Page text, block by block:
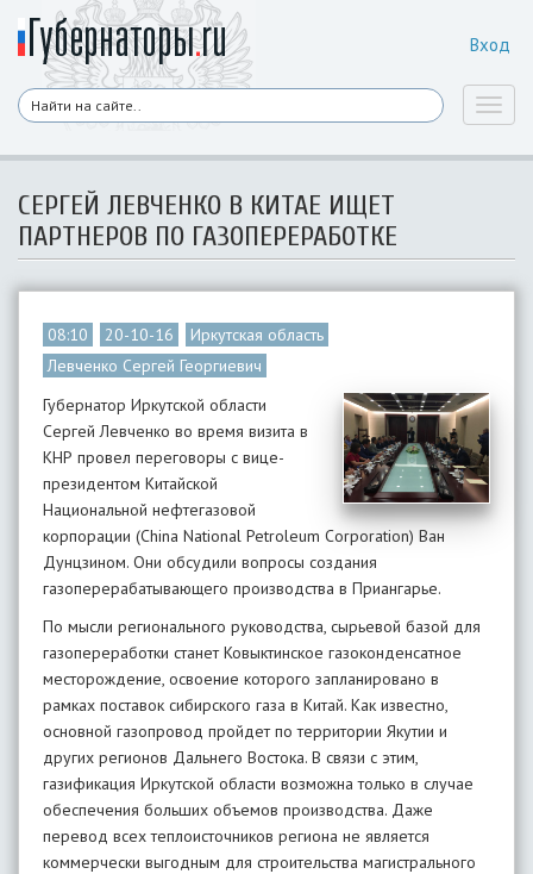
Вход
СЕРГЕЙ ЛЕВЧЕНКО В КИТАЕ ИЩЕТ
ПАРТНЕРОВ ПО ГАЗОПЕРЕРАБОТКЕ
08:10 20-10-16
Иркутская область
Левченко Сергей Георгиевич
Губернатор Иркутской области
Сергей Левченко во время визита в
КНР провел переговоры с вице-
президентом Китайской
Национальной нефтегазовой
корпорации (China National Petroleum Corporation) Ван
Дунцзином. Они обсудили вопросы создания
газоперерабатывающего производства в Приангарье.
По мысли регионального руководства, сырьевой базой для
газопереработки станет Ковыктинское газоконденсатное
месторождение, освоение которого запланировано в
рамках поставок сибирского газа в Китай. Как известно,
основной газопровод пройдет по территории Якутии и
других регионов Дальнего Востока. В связи с этим,
газификация Иркутской области возможна только в случае
обеспечения больших объемов производства. Даже
перевод всех теплоисточников региона не является
коммерчески выгодным для строительства магистрального